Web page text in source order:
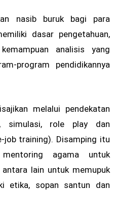
nasib buruk bagi para
dasar pengetahuan,
analisis yang
program pendidikannya
melalui pendekatan
simulasi, role play dan
job training). Disamping itu
agama untuk
lain untuk memupuk
etika, sopan santun dan